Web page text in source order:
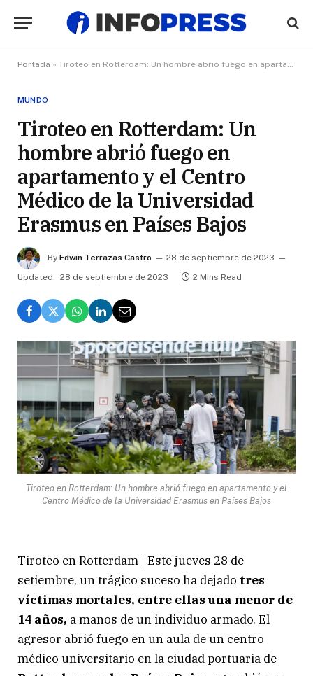
Portada » Tiroteo en Rotterdam: Un hombre abrió fuego en apartamento y el Centro Médico de la Universidad Erasmus en Países Bajos
MUNDO
Tiroteo en Rotterdam: Un
hombre abrió fuego en
apartamento y el Centro
Médico de la Universidad
Erasmus en Países Bajos
By Edwin Terrazas Castro
28 de septiembre de 2023
Updated: 28 de septiembre de 2023 2 Mins Read
Tiroteo en Rotterdam: Un hombre abrió fuego en apartamento y el
Centro Médico de la Universidad Erasmus en Países Bajos
Tiroteo en Rotterdam | Este jueves 28 de
setiembre, un trágico suceso ha dejado tres
víctimas mortales, entre ellas una menor de
14 años, a manos de un individuo armado. El
agresor abrió fuego en un aula de un centro
médico universitario en la ciudad portuaria de